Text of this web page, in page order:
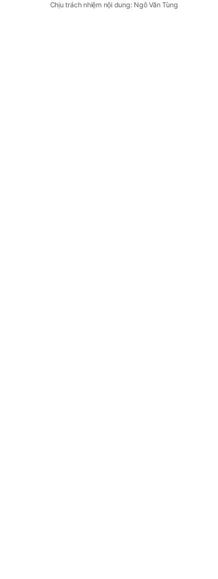
Chịu trách nhiệm nội dung: Ngô Văn Tùng